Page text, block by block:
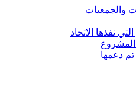
والجمعيات
نفذها الاتحاد
المشروع
تم دعمها